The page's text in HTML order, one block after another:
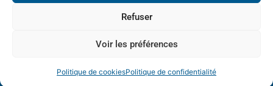
Refuser
Voir les préférences
Politique de cookiesPolitique de confidentialité
Politique de confidentialité